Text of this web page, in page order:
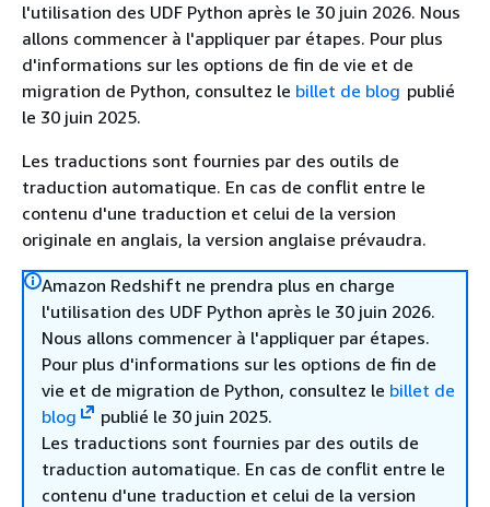
l'utilisation des UDF Python après le 30 juin 2026. Nous
allons commencer à l'appliquer par étapes. Pour plus
d'informations sur les options de fin de vie et de
migration de Python, consultez le billet de blog publié
le 30 juin 2025.
Les traductions sont fournies par des outils de
traduction automatique. En cas de conflit entre le
contenu d'une traduction et celui de la version
originale en anglais, la version anglaise prévaudra.
Amazon Redshift ne prendra plus en charge
l'utilisation des UDF Python après le 30 juin 2026.
Nous allons commencer à l'appliquer par étapes.
Pour plus d'informations sur les options de fin de
vie et de migration de Python, consultez le billet de
blog
publié le 30 juin 2025.
Les traductions sont fournies par des outils de
traduction automatique. En cas de conflit entre le
contenu d'une traduction et celui de la version